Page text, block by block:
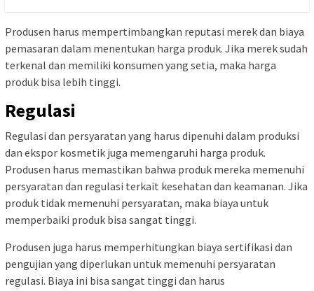
Produsen harus mempertimbangkan reputasi merek dan biaya
pemasaran dalam menentukan harga produk. Jika merek sudah
terkenal dan memiliki konsumen yang setia, maka harga
produk bisa lebih tinggi.
Regulasi
Regulasi dan persyaratan yang harus dipenuhi dalam produksi
dan ekspor kosmetik juga memengaruhi harga produk.
Produsen harus memastikan bahwa produk mereka memenuhi
persyaratan dan regulasi terkait kesehatan dan keamanan. Jika
produk tidak memenuhi persyaratan, maka biaya untuk
memperbaiki produk bisa sangat tinggi.
Produsen juga harus memperhitungkan biaya sertifikasi dan
pengujian yang diperlukan untuk memenuhi persyaratan
regulasi. Biaya ini bisa sangat tinggi dan harus